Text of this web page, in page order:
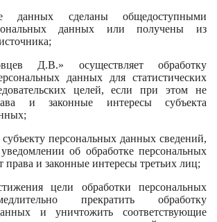
данных сделаны общедоступными
данных или получены из
Д.В.» осуществляет обработку
данных для статистических
целей, если при этом не
и законные интересы субъекта
субъекту персональных данных сведений,
об обработке персональных
права и законные интересы третьих лиц;
цели обработки персональных
прекратить обработку
и уничтожить соответствующие